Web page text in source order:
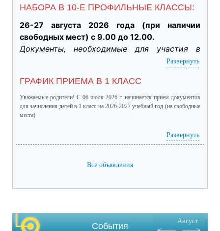
НАБОРА В 10-Е ПРОФИЛЬНЫЕ КЛАССЫ:
26-27 августа 2026 года (при наличии
свободных мест) с 9.00 до 12.00.
Документы, необходимые для участия в
участии в индивидуальном отборе при
приеме обучающегося для получения
среднего общего образования для
профильного обучения. (подлинник)
·           Табель успеваемости обучающегося
за 9 класс, заверенный руководителем ОО
итоговые) (подлинник)
государственного экзамена (подлинник)
результативное участие в ВсОШ, НПК и
других олимпиадах, входящих в перечень
Развернуть
ГРАФИК ПРИЕМА В 1 КЛАСС
Уважаемые родители! С 06 июля 2026 г. начинается прием документов
для зачисления детей в 1 класс на 2026-2027 учебный год (на свободные
места)
(посмотреть)Развернуть
Все объявления
События
Август